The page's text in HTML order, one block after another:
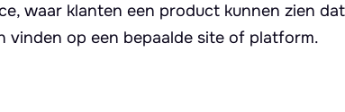
waar klanten een product kunnen zien
vinden op een bepaalde site of platform.